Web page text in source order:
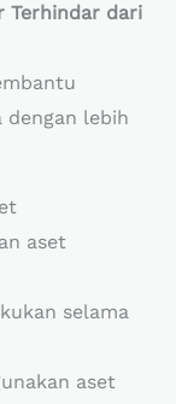
Terhindar dari
dengan lebih
aset
selama
aset